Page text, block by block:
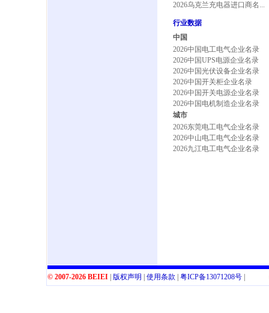
2026乌克兰充电器进口商名...
行业数据
中国
2026中国电工电气企业名录
2026中国UPS电源企业名录
2026中国光伏设备企业名录
2026中国开关柜企业名录
2026中国开关电源企业名录
2026中国电机制造企业名录
城市
2026东莞电工电气企业名录
2026中山电工电气企业名录
2026九江电工电气企业名录
© 2007-2026 BEIEI| 版权声明 使用条款 粤ICP备13071208号|